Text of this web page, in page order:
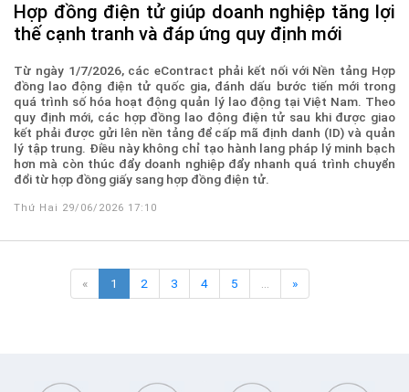
Hợp đồng điện tử giúp doanh nghiệp tăng lợi
thế cạnh tranh và đáp ứng quy định mới
Từ ngày 1/7/2026, các eContract phải kết nối với Nền tảng Hợp
đồng lao động điện tử quốc gia, đánh dấu bước tiến mới trong
quá trình số hóa hoạt động quản lý lao động tại Việt Nam. Theo
quy định mới, các hợp đồng lao động điện tử sau khi được giao
kết phải được gửi lên nền tảng để cấp mã định danh (ID) và quản
lý tập trung. Điều này không chỉ tạo hành lang pháp lý minh bạch
hơn mà còn thúc đẩy doanh nghiệp đẩy nhanh quá trình chuyển
đổi từ hợp đồng giấy sang hợp đồng điện tử.
Thứ Hai 29/06/2026 17:10
« 1 2 3 4 5 »